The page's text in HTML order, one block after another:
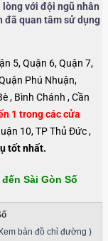
với đội ngũ nhân
đã quan tâm sử dụng
5, Quận 6, Quận 7,
Phú Nhuận,
, Bình Chánh , Cần
1 trong các cửa
10, TP Thủ Đức ,
tốt nhất.
Sài Gòn Số
bản đồ chỉ đường )